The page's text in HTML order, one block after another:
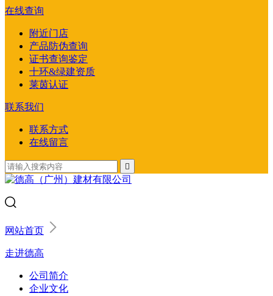
在线查询
附近门店
产品防伪查询
证书查询鉴定
十环&绿建资质
莱茵认证
联系我们
联系方式
在线留言

网站首页
走进德高
公司简介
企业文化